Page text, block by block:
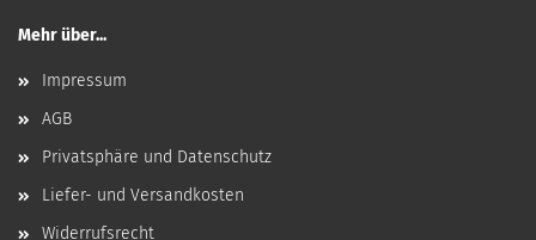
Mehr über...
Impressum
AGB
Privatsphäre und Datenschutz
Liefer- und Versandkosten
Widerrufsrecht